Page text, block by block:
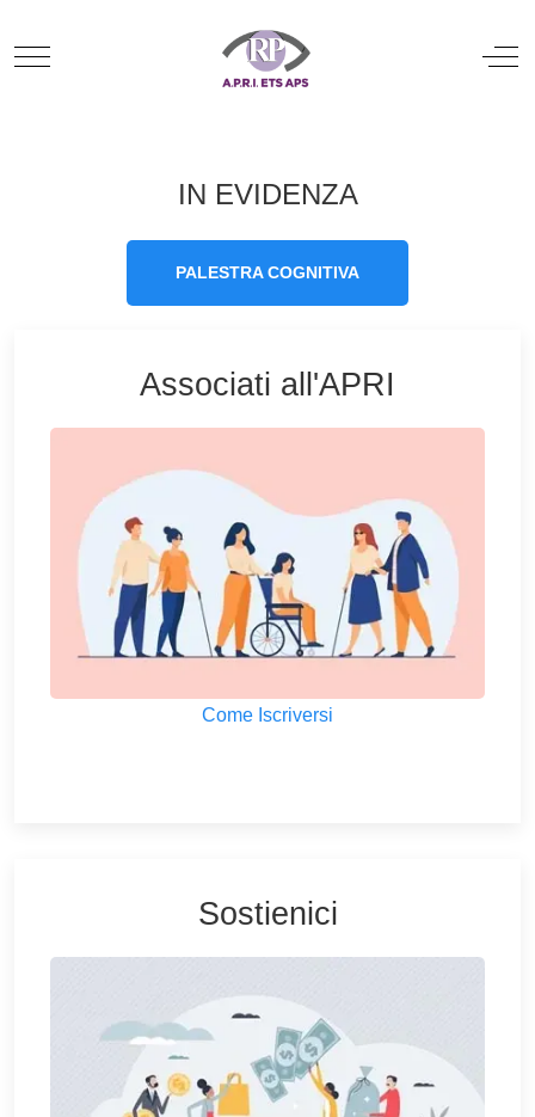
Mobile Menu Toggle Off-
IN EVIDENZA
PALESTRA COGNITIVA
Associati all'APRI
Come Iscriversi
Sostienici